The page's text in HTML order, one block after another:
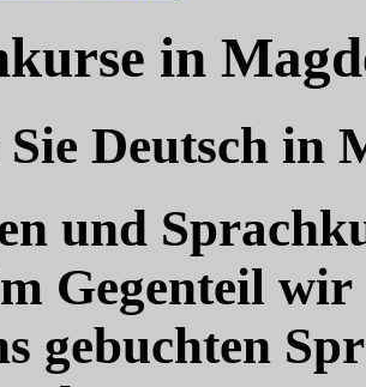
in
Deutsch in
und
Gegenteil
gebuchten